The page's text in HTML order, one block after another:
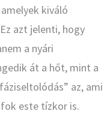
kiváló
azt jelenti, hogy
a nyári
át a hőt, mint a
az, ami
este tízkor is.